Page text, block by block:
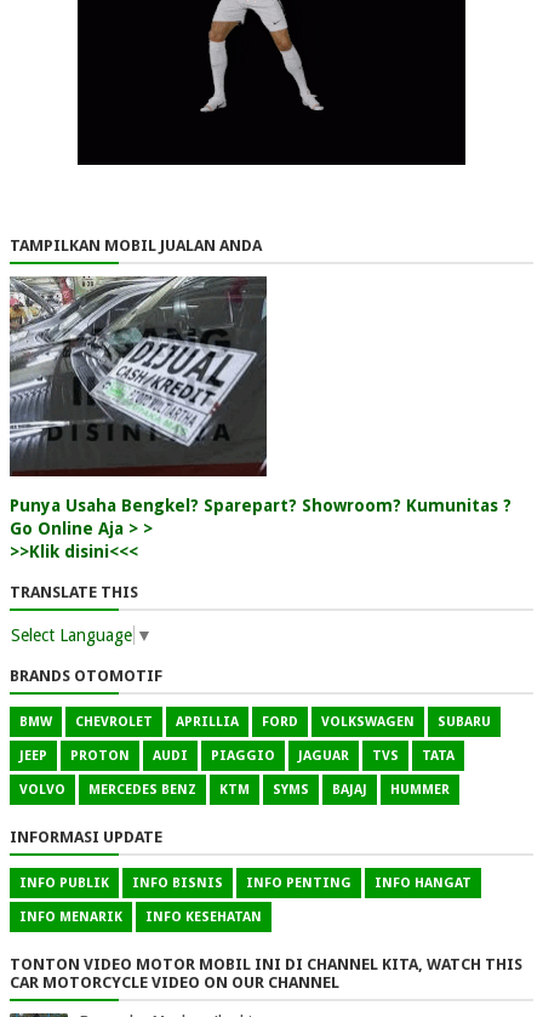
TAMPILKAN MOBIL JUALAN ANDA
Punya Usaha Bengkel? Sparepart? Showroom? Kumunitas ?
Go Online Aja > >
>>Klik disini<<<
TRANSLATE THIS
Select Language ▼
BRANDS OTOMOTIF
BMW CHEVROLET APRILLIA FORD VOLKSWAGEN SUBARU
JEEP PROTON AUDI PIAGGIO JAGUAR TVS TATA
VOLVO MERCEDES BENZ KTM SYMS BAJAJ HUMMER
INFORMASI UPDATE
INFO PUBLIK INFO BISNIS INFO PENTING INFO HANGAT
INFO MENARIK INFO KESEHATAN
TONTON VIDEO MOTOR MOBIL INI DI CHANNEL KITA, WATCH THIS
CAR MOTORCYCLE VIDEO ON OUR CHANNEL